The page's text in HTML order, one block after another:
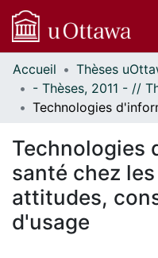
Communautés
et collections
Parcourir
À propos
Accueil
Technologies
santé chez
attitudes,
d'usage